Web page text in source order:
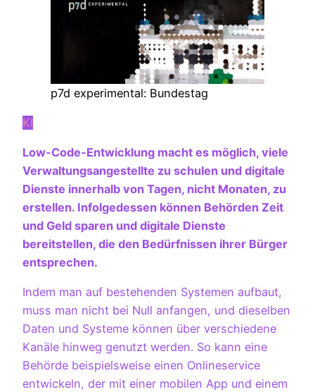
p7d experimental: Bundestag
KI
Low-Code-Entwicklung macht es möglich, viele
Verwaltungsangestellte zu schulen und digitale
Dienste innerhalb von Tagen, nicht Monaten, zu
erstellen. Infolgedessen können Behörden Zeit
und Geld sparen und digitale Dienste
bereitstellen, die den Bedürfnissen ihrer Bürger
entsprechen.
Indem man auf bestehenden Systemen aufbaut,
muss man nicht bei Null anfangen, und dieselben
Daten und Systeme können über verschiedene
Kanäle hinweg genutzt werden. So kann eine
Behörde beispielsweise einen Onlineservice
entwickeln, der mit einer mobilen App und einem